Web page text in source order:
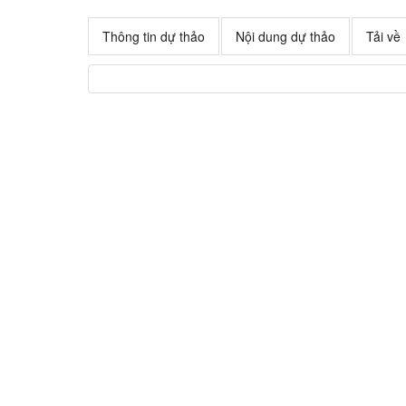
Thông tin dự thảo Nội dung dự thảo Tải về